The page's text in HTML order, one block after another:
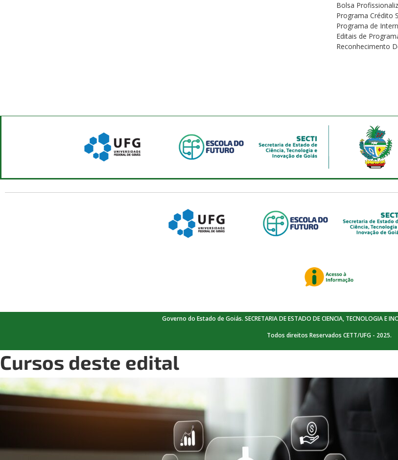
Bolsa
Programa Crédito
Programa de
Editais de
Reconhecimento
Governo do Estado de Goiás. SECRETARIA DE ESTADO DE CIENCIA, TECNOLOGIA E
Todos direitos Reservados CETT/UFG - 2025.
Cursos deste edital